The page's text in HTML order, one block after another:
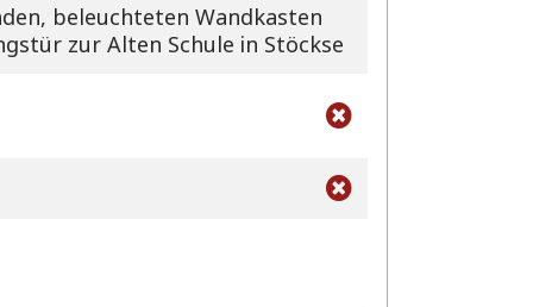
beleuchteten Wandkasten
zur Alten Schule in Stöckse